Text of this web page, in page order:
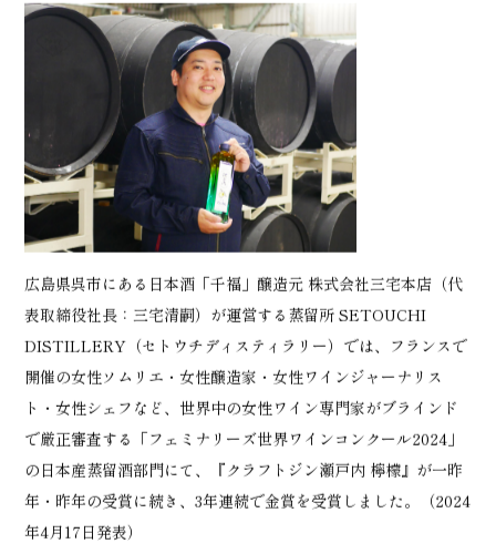
広島県呉市にある日本酒「千福」醸造元 株式会社三宅本店（代
表取締役社長：三宅清嗣）が運営する蒸留所 SETOUCHI
DISTILLERY（セトウチディスティラリー）では、フランスで
開催の女性ソムリエ・女性醸造家・女性ワインジャーナリス
ト・女性シェフなど、世界中の女性ワイン専門家がブラインド
で厳正審査する「フェミナリーズ世界ワインコンクール2024」
の日本産蒸留酒部門にて、『クラフトジン瀬戸内 檸檬』が一昨
年・昨年の受賞に続き、3年連続で金賞を受賞しました。（2024
年4月17日発表）